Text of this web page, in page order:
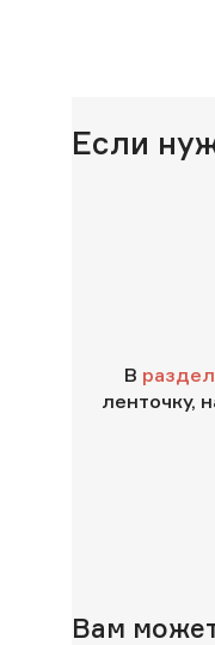
Если
В
ленточку,
Вам